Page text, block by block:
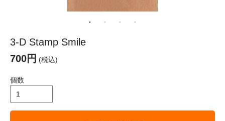
3-D Stamp Smile
700円 (税込)
個数